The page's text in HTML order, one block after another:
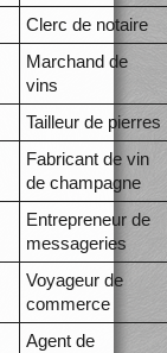
Clerc de notaire
Marchand de
vins
Tailleur de pierres
Fabricant de vin
de champagne
Entrepreneur de
messageries
Voyageur de
commerce
Agent de